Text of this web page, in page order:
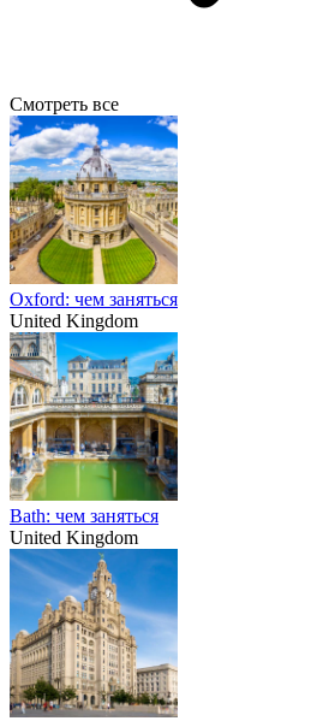
Смотреть все
Oxford: чем заняться
United Kingdom
Bath: чем заняться
United Kingdom